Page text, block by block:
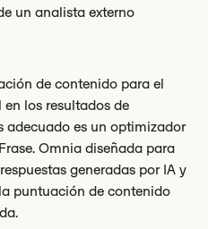
un analista externo
de contenido para el
los resultados de
adecuado es un optimizador
Omnia diseñada para
generadas por IA y
puntuación de contenido